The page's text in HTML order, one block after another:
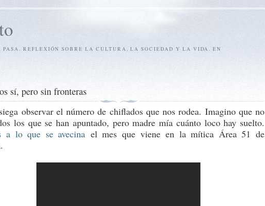
REFLEXIÓN SOBRE LA CULTURA, LA SOCIEDAD Y LA VIDA. EN
sí, pero sin fronteras
observar el número de chiflados que nos rodea. Imagino que no
los que se han apuntado, pero madre mía cuánto loco hay suelto.
a lo que se avecina el mes que viene en la mítica Área 51 de